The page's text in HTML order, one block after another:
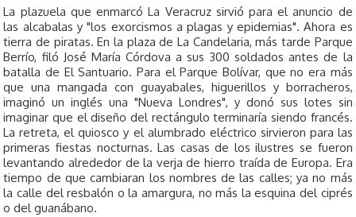
La plazuela que enmarcó La Veracruz sirvió para el anuncio de
las alcabalas y "los exorcismos a plagas y epidemias". Ahora es
tierra de piratas. En la plaza de La Candelaria, más tarde Parque
Berrío, filó José María Córdova a sus 300 soldados antes de la
batalla de El Santuario. Para el Parque Bolívar, que no era más
que una mangada con guayabales, higuerillos y borracheros,
imaginó un inglés una "Nueva Londres", y donó sus lotes sin
imaginar que el diseño del rectángulo terminaría siendo francés.
La retreta, el quiosco y el alumbrado eléctrico sirvieron para las
primeras fiestas nocturnas. Las casas de los ilustres se fueron
levantando alrededor de la verja de hierro traída de Europa. Era
tiempo de que cambiaran los nombres de las calles; ya no más
la calle del resbalón o la amargura, no más la esquina del ciprés
o del guanábano.